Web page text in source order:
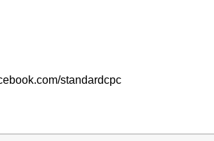
standardcpc